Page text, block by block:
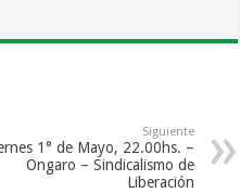
Siguiente
1° de Mayo, 22.00hs. –
Ongaro – Sindicalismo de
Liberación